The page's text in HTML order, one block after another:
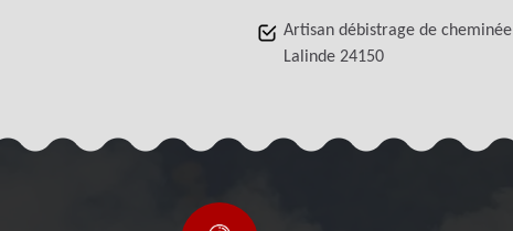
Artisan débistrage de cheminée
Lalinde 24150